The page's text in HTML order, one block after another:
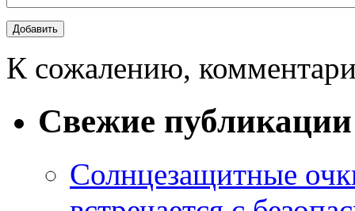
К сожалению,
Свежие публикации
Солнцезащитные